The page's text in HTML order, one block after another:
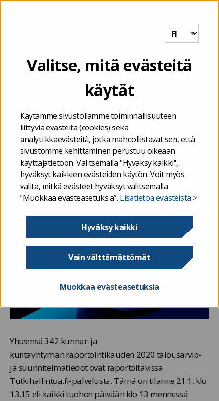
Valitse, mitä evästeitä
käytät
Käytämme sivustollamme toiminnallisuuteen
liittyviä evästeitä (cookies) sekä
analytiikkaevästeitä, jotka mahdollistavat sen, että
sivustomme kehittäminen perustuu oikeaan
käyttäjätietoon. Valitsemalla "Hyväksy kaikki",
hyväksyt kaikkien evästeiden käytön. Voit myös
valita, mitkä evästeet hyväksyt valitsemalla
”Muokkaa evästeasetuksia”. Lisätietoa evästeistä >
Hyväksy kaikki
Vain välttämättömät
Muokkaa evästeasetuksia
342
kuukauden luku
Yhteensä 342 kunnan ja
kuntayhtymän raportointikauden 2020 talousarvio-
ja suunnitelmatiedot ovat raportoitavissa
Tutkihallintoa.fi-palvelusta. Tämä on tilanne 21.1. klo
13.15 eli kaikki tuohon päivään klo 13 mennessä